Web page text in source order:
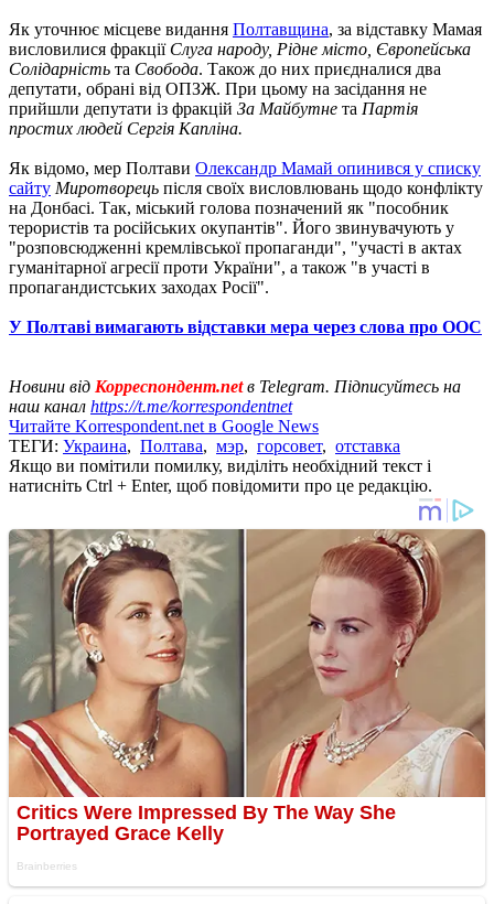
Як уточнює місцеве видання Полтавщина, за відставку Мамая
висловилися фракції Слуга народу, Рідне місто, Європейська
Солідарність та Свобода. Також до них приєдналися два
депутати, обрані від ОПЗЖ. При цьому на засідання не
прийшли депутати із фракцій За Майбутне та Партія
простих людей Сергія Капліна.
Як відомо, мер Полтави Олександр Мамай опинився у списку
сайту Миротворець після своїх висловлювань щодо конфлікту
на Донбасі. Так, міський голова позначений як "пособник
терористів та російських окупантів". Його звинувачують у
"розповсюдженні кремлівської пропаганди", "участі в актах
гуманітарної агресії проти України", а також "в участі в
пропагандистських заходах Росії".
У Полтаві вимагають відставки мера через слова про ООС
Новини від Корреспондент.netв Telegram. Підписуйтесь на
наш канал https://t.me/korrespondentnet
Читайте Korrespondent.net в Google News
ТЕГИ: Украина, Полтава, мэр, горсовет, отставка
Якщо ви помітили помилку, виділіть необхідний текст і
натисніть Ctrl + Enter, щоб повідомити про це редакцію.